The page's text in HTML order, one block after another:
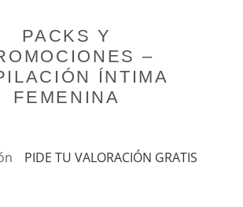
PACKS Y
–
ÍNTIMA
FEMENINA
PIDE TU VALORACIÓN GRATIS